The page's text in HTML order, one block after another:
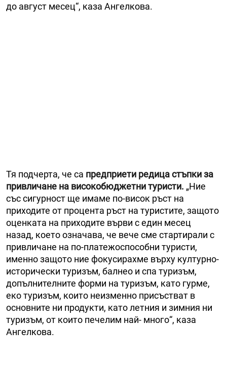
до август месец“, каза Ангелкова.
Тя подчерта, че са предприети редица стъпки за
привличане на високобюджетни туристи. „Ние
със сигурност ще имаме по-висок ръст на
приходите от процента ръст на туристите, защото
оценката на приходите върви с един месец
назад, което означава, че вече сме стартирали с
привличане на по-платежоспособни туристи,
именно защото ние фокусирахме върху културно-
исторически туризъм, балнео и спа туризъм,
допълнителните форми на туризъм, като гурме,
еко туризъм, които неизменно присъстват в
основните ни продукти, като летния и зимния ни
туризъм, от които печелим най- много“, каза
Ангелкова.